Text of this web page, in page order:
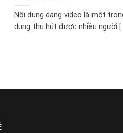
Nội dung dạng video là một
dung thu hút được nhiều người